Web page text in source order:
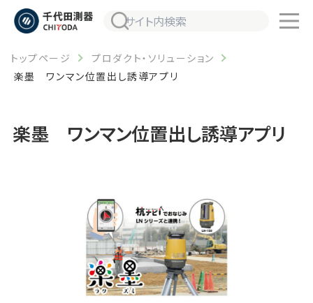
トップページ
プロダクト・ソリューション
楽墨 ワンマン位置出し誘導アプリ
楽墨 ワンマン位置出し誘導アプリ